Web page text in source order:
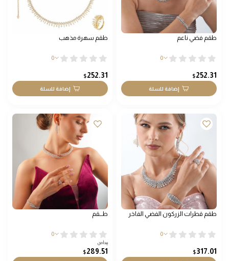
طقم فضي ناعم
0
252.31
$
إضافة للسلة
طقم سهرة مذهب
0
252.31
$
إضافة للسلة
طقم قطرات الزركون الفضي الفاخر
0
317.01
$
طـــقم
0
يبدأ من
289.51
$